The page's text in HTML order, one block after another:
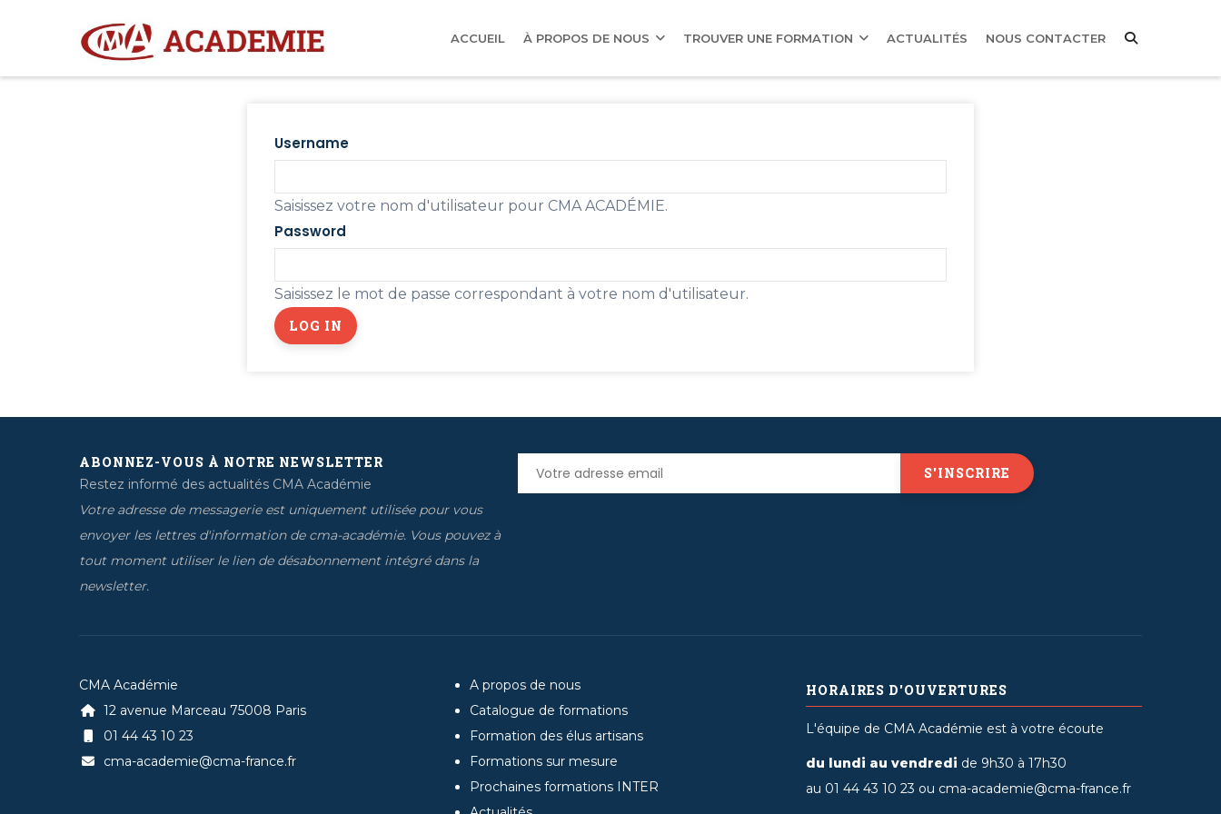
NAVIGATION
ACCUEIL À PROPOS DE NOUS TROUVER UNE FORMATION ACTUALITÉS NOUS CONTACTER
Username
Saisissez votre nom d'utilisateur pour CMA ACADÉMIE.
Password
Saisissez le mot de passe correspondant à votre nom d'utilisateur.
ABONNEZ-VOUS À NOTRE NEWSLETTER
Restez informé des actualités CMA Académie
Votre adresse de messagerie est uniquement utilisée pour vous
envoyer les lettres d'information de cma-académie. Vous pouvez à
tout moment utiliser le lien de désabonnement intégré dans la
newsletter.
CMA Académie
12 avenue Marceau 75008 Paris
01 44 43 10 23
cma-academie@cma-france.fr
A propos de nous
Catalogue de formations
Formation des élus artisans
Formations sur mesure
Prochaines formations INTER
HORAIRES D'OUVERTURES
L'équipe de CMA Académie est à votre écoute
du lundi au vendredi de 9h30 à 17h30
au 01 44 43 10 23 ou cma-academie@cma-france.fr